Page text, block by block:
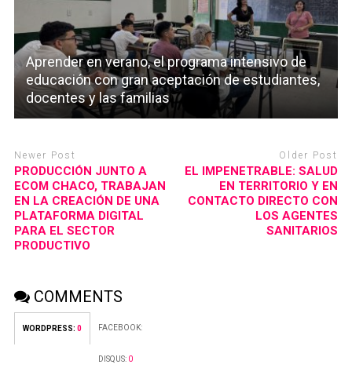
Aprender en verano, el programa intensivo de
educación con gran aceptación de estudiantes,
docentes y las familias
Newer Post
PRODUCCIÓN JUNTO A
ECOM CHACO, TRABAJAN
EN LA CREACIÓN DE UNA
PLATAFORMA DIGITAL
PARA EL SECTOR
PRODUCTIVO
Older Post
EL IMPENETRABLE: SALUD
EN TERRITORIO Y EN
CONTACTO DIRECTO CON
LOS AGENTES
SANITARIOS
COMMENTS
WORDPRESS: 0 FACEBOOK:
DISQUS: 0